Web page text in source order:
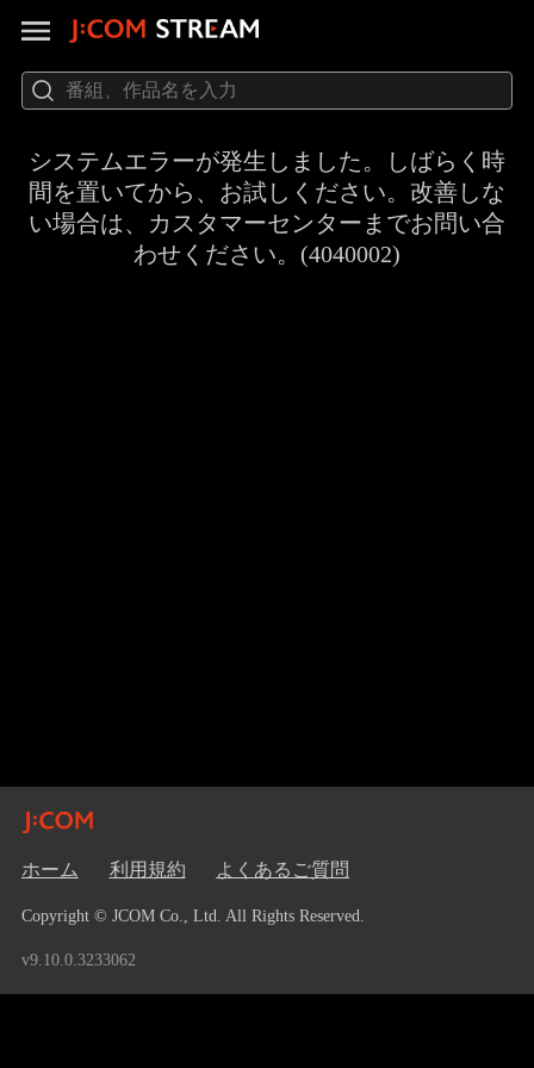
システムエラーが発生しました。しばらく時
間を置いてから、お試しください。改善しな
い場合は、カスタマーセンターまでお問い合
わせください。(4040002)
ホーム 利用規約 よくあるご質問
Copyright © JCOM Co., Ltd. All Rights Reserved.
v9.10.0.3233062